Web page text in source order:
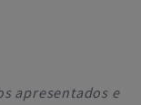
apresentados e